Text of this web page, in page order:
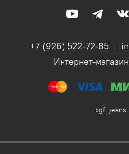
+7 (926) 522-72-85
Интернет-
bgf_jeans